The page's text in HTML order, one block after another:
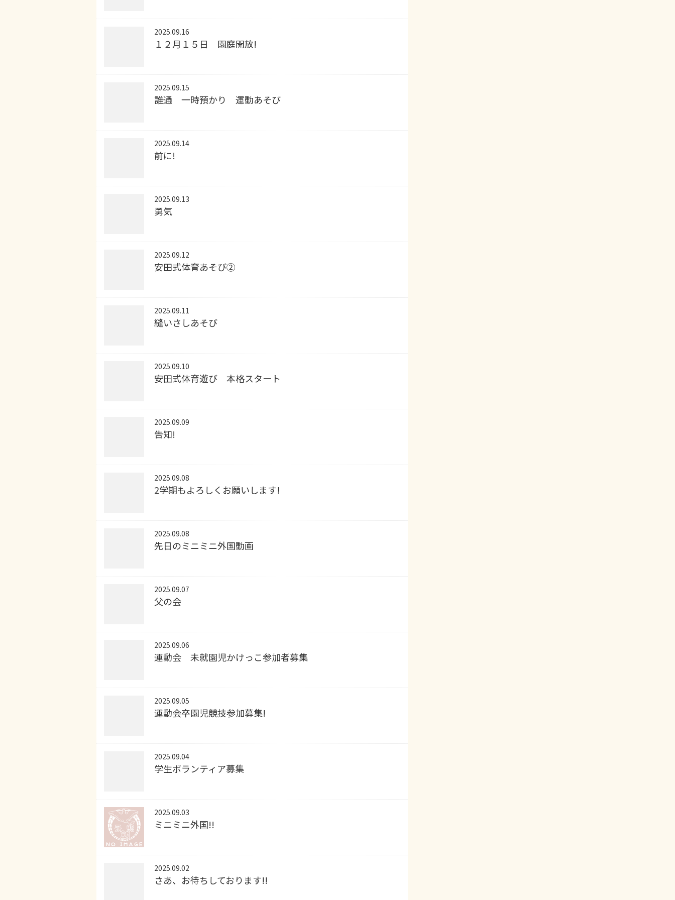
2025.09.16
１２月１５日 園庭開放!
2025.09.15
誰通 一時預かり 運動あそび
2025.09.14
前に!
2025.09.13
勇気
2025.09.12
安田式体育あそび②
2025.09.11
縫いさしあそび
2025.09.10
安田式体育遊び 本格スタート
2025.09.09
告知!
2025.09.08
2学期もよろしくお願いします!
2025.09.08
先日のミニミニ外国動画
2025.09.07
父の会
2025.09.06
運動会 未就園児かけっこ参加者募集
2025.09.05
運動会卒園児競技参加募集!
2025.09.04
学生ボランティア募集
2025.09.03
ミニミニ外国!!
2025.09.02
さあ、お待ちしております!!